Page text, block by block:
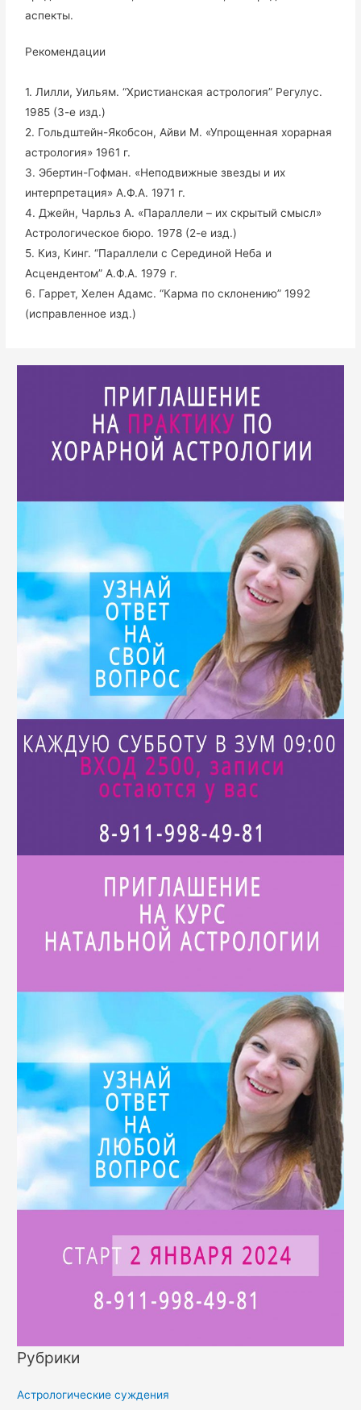
аспекты.
Рекомендации
1. Лилли, Уильям. “Христианская астрология” Регулус.
1985 (3-е изд.)
2. Гольдштейн-Якобсон, Айви М. «Упрощенная хорарная
астрология» 1961 г.
3. Эбертин-Гофман. «Неподвижные звезды и их
интерпретация» А.Ф.А. 1971 г.
4. Джейн, Чарльз А. «Параллели – их скрытый смысл»
Астрологическое бюро. 1978 (2-е изд.)
5. Киз, Кинг. “Параллели с Серединой Неба и
Асцендентом” А.Ф.А. 1979 г.
6. Гаррет, Хелен Адамс. “Карма по склонению” 1992
(исправленное изд.)
Рубрики
Астрологические суждения